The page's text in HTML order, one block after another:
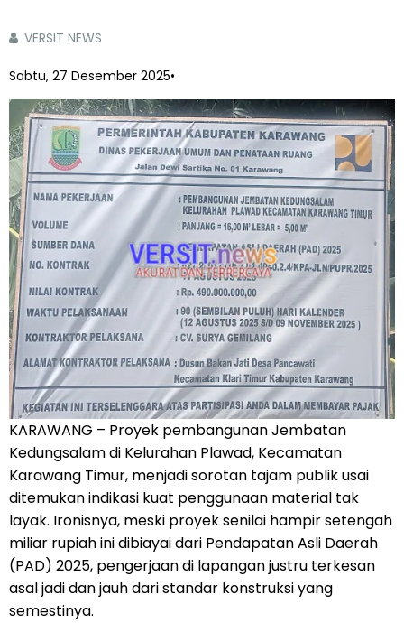
VERSIT NEWS
Sabtu, 27 Desember 2025•
KARAWANG – Proyek pembangunan Jembatan
Kedungsalam di Kelurahan Plawad, Kecamatan
Karawang Timur, menjadi sorotan tajam publik usai
ditemukan indikasi kuat penggunaan material tak
layak. Ironisnya, meski proyek senilai hampir setengah
miliar rupiah ini dibiayai dari Pendapatan Asli Daerah
(PAD) 2025, pengerjaan di lapangan justru terkesan
asal jadi dan jauh dari standar konstruksi yang
semestinya.